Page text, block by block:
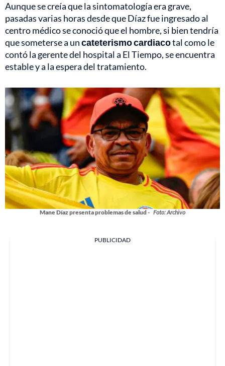
Aunque se creía que la sintomatología era grave,
pasadas varias horas desde que Díaz fue ingresado al
centro médico se conoció que el hombre, si bien tendría
que someterse a uncateterismo cardiacotal como le
contó la gerente del hospital a El Tiempo, se encuentra
estable y a la espera del tratamiento.
Mane Díaz presenta problemas de salud - Foto: Archivo
PUBLICIDAD